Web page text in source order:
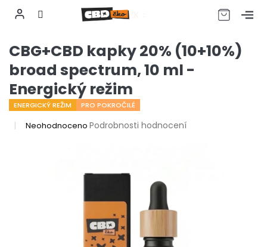
na
obsah
CZK
CBG+CBD kapky 20% (10+10%)
broad spectrum, 10 ml -
Energický režim
ENERGICKÝ REŽIM PRO POKROČILÉ
Průměrné
Neohodnoceno Podrobnosti hodnocení